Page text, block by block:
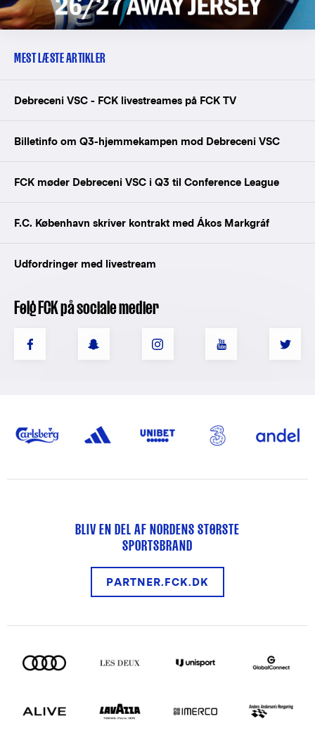
MEST LÆSTE ARTIKLER
Debreceni VSC - FCK livestreames på FCK TV
Billetinfo om Q3-hjemmekampen mod Debreceni VSC
FCK møder Debreceni VSC i Q3 til Conference League
F.C. København skriver kontrakt med Ákos Markgráf
Udfordringer med livestream
Følg FCK på sociale medier
BLIV EN DEL AF NORDENS STØRSTE
SPORTSBRAND
PARTNER.FCK.DK